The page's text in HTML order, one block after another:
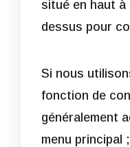
situé en haut à
dessus pour
Si nous
fonction de
généralement
menu principal